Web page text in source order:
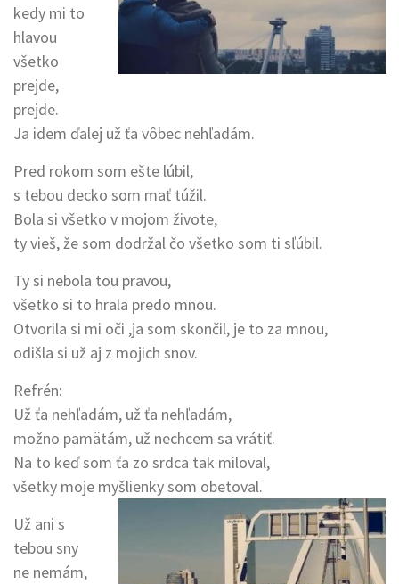
kedy mi to
hlavou
všetko
prejde,
prejde.
Ja idem ďalej už ťa vôbec nehľadám.
Pred rokom som ešte lúbil,
s tebou decko som mať túžil.
Bola si všetko v mojom živote,
ty vieš, že som dodržal čo všetko som ti sľúbil.
Ty si nebola tou pravou,
všetko si to hrala predo mnou.
Otvorila si mi oči ,ja som skončil, je to za mnou,
odišla si už aj z mojich snov.
Refrén:
Už ťa nehľadám, už ťa nehľadám,
možno pamätám, už nechcem sa vrátiť.
Na to keď som ťa zo srdca tak miloval,
všetky moje myšlienky som obetoval.
Už ani s
tebou sny
ne nemám,